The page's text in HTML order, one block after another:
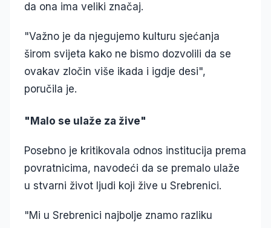
da ona ima veliki značaj.
"Važno je da njegujemo kulturu sjećanja
širom svijeta kako ne bismo dozvolili da se
ovakav zločin više ikada i igdje desi",
poručila je.
"Malo se ulaže za žive"
Posebno je kritikovala odnos institucija prema
povratnicima, navodeći da se premalo ulaže
u stvarni život ljudi koji žive u Srebrenici.
"Mi u Srebrenici najbolje znamo razliku